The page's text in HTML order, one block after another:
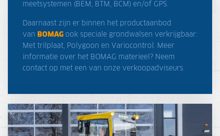
meetsystemen (BEM, BTM, BCM) en/of GPS.
Daarnaast zijn er binnen het productaanbod
van BOMAG ook speciale grondwalsen verkrijgbaar:
Met trilplaat, Polygoon en Variocontrol. Meer
informatie over het BOMAG materieel? Neem
contact op met een van onze verkoopadviseurs.